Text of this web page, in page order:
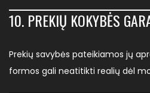
10. PREKIŲ KOKYBĖS
Prekių savybės pateikiamos jų
formos gali neatitikti realių dėl